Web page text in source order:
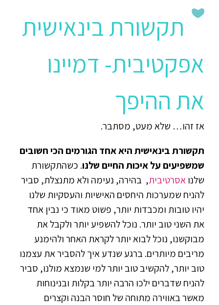
תקשורת בינאישית
אפקטיבית- דמיינו
את ההיפך
אז זהו… שלא מעט, מסתבר.
תקשורת בינאישית היא אחד הגורמים הכי חשובים
שמשפיעים על איכות החיים שלנו. כשהתקשורת
שלנואסרטיבית, בהירה, נעימה ולא מתנצלת, סביר
להניח שמערכות היחסים האישיות והעסקיות שלנו
יהיו טובות ומכבדות יותר, פשוט מאוד כי נבין אחד
את השני טוב יותר. נוכל להשפיע יותר ולקבל את
מבוקשנו, נוכל לבוא יותר לקראת האחר ולהימנע
מריבים מיותרים. ברגע שנדע איך להסביר את עצמנו
טוב יותר, להקשיב טוב יותר למי שנמצא מולנו, סביר
להניח שדברים ילכו הרבה יותר בקלות ובנינוחות
מאשר באווירה מתוחה של חוסר הבנה וקצרים